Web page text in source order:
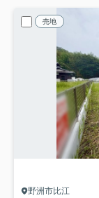
売地
野洲市比江